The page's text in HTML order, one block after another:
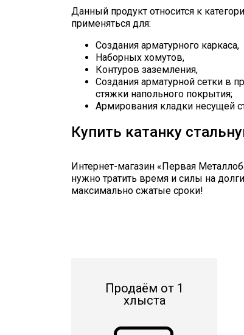
Данный продукт относится к
применяться для:
Создания арматурного каркаса,
Наборных хомутов,
Контуров заземления,
Создания арматурной сетки в
стяжки напольного покрытия;
Армирования кладки несущей
Купить катанку
Интернет-магазин «Первая
нужно тратить время и силы на
максимально сжатые сроки!
Продаём от 1
хлыста